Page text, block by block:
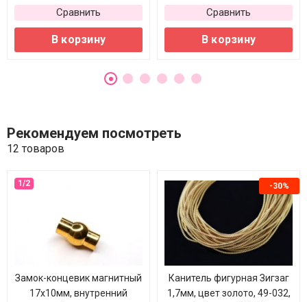
Сравнить
В корзину
Сравнить
В корзину
Рекомендуем посмотреть
12 товаров
Замок-концевик магнитный
17х10мм, внутренний
-30%
Канитель фигурная Зигзаг
1,7мм, цвет золото, 49-032,